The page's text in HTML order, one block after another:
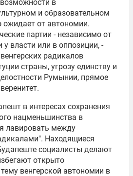
в
и образовательном
ожидает от автономии.
партии - независимо от
у власти или в оппозиции, -
радикалов
страны, угрозу единству и
Румынии, прямое
в интересах сохранения
нацменьшинства в
лавировать между
Находящиеся
социалисты делают
открыто
венгерской автономии в